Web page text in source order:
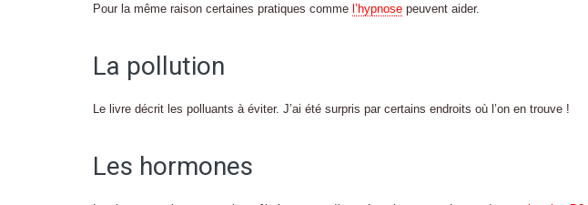
Pour la même raison certaines pratiques comme l’hypnose peuvent aider.
La pollution
Le livre décrit les polluants à éviter. J’ai été surpris par certains endroits où l’on en trouve !
Les hormones